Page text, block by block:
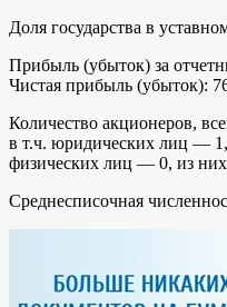
Доля государства в
Прибыль (убыток) за
Чистая прибыль (убыток):
Количество акционеров,
в т.ч. юридических лиц —
физических лиц — 0, из
Среднесписочная